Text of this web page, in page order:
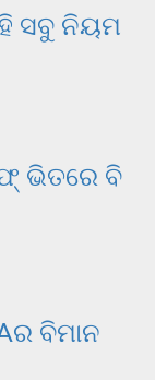
ସବୁ ନିୟମ
ଭିତରେ ବି
ବିମାନ